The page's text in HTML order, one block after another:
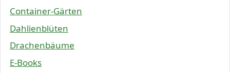
Container-Gärten
Dahlienblüten
Drachenbäume
E-Books